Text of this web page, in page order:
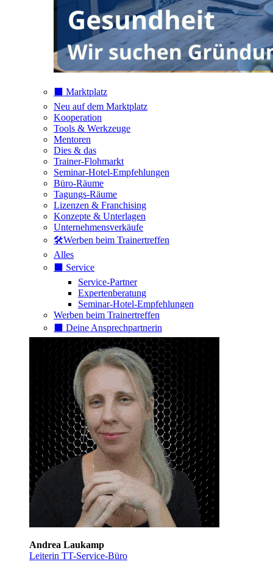
⬛️ Marktplatz
Neu auf dem Marktplatz
Kooperation
Tools & Werkzeuge
Mentoren
Dies & das
Trainer-Flohmarkt
Seminar-Hotel-Empfehlungen
Büro-Räume
Tagungs-Räume
Lizenzen & Franchising
Konzepte & Unterlagen
Unternehmensverkäufe
🛠️Werben beim Trainertreffen
Alles
⬛️ Service
Service-Partner
Expertenberatung
Seminar-Hotel-Empfehlungen
Werben beim Trainertreffen
⬛️ Deine Ansprechpartnerin
Andrea Laukamp
Leiterin TT-Service-Büro